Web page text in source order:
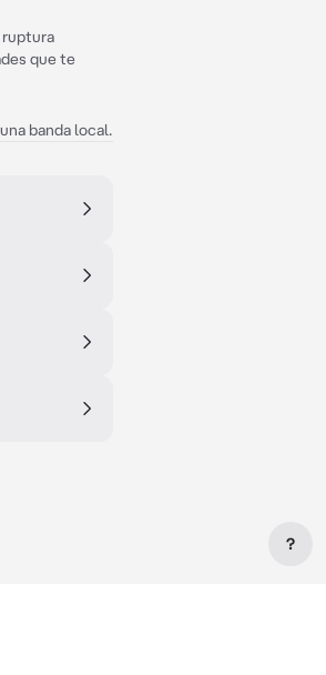
ruptura
que te
banda local.
?